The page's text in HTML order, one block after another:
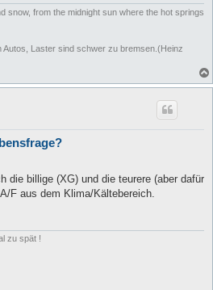
snow, from the midnight sun where the hot springs
Autos, Laster sind schwer zu bremsen.(Heinz
die billige (XG) und die teurere (aber dafür
F aus dem Klima/Kältebereich.
zu spät !